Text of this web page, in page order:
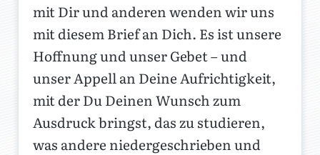
mit Dir und anderen wenden wir uns
mit diesem Brief an Dich. Es ist unsere
Hoffnung und unser Gebet – und
unser Appell an Deine Aufrichtigkeit,
mit der Du Deinen Wunsch zum
Ausdruck bringst, das zu studieren,
was andere niedergeschrieben und